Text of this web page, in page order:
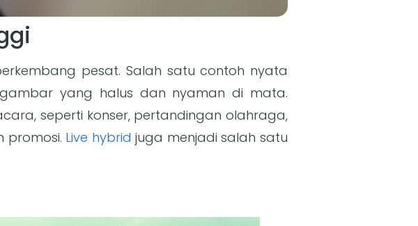
pesat. Salah satu contoh nyata
yang halus dan nyaman di mata.
seperti konser, pertandingan olahraga,
promosi. Live hybrid juga menjadi salah satu